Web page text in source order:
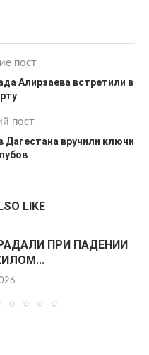
пост
Алирзаева встретили в
пост
вручили ключи
LIKE
ПРИ ПАДЕНИИ